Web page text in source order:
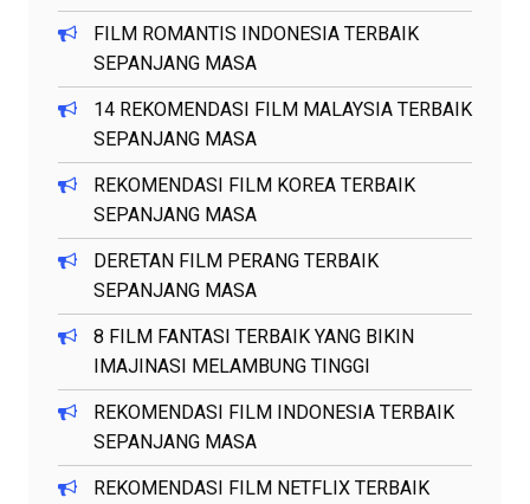
FILM ROMANTIS INDONESIA TERBAIK
SEPANJANG MASA
14 REKOMENDASI FILM MALAYSIA TERBAIK
SEPANJANG MASA
REKOMENDASI FILM KOREA TERBAIK
SEPANJANG MASA
DERETAN FILM PERANG TERBAIK
SEPANJANG MASA
8 FILM FANTASI TERBAIK YANG BIKIN
IMAJINASI MELAMBUNG TINGGI
REKOMENDASI FILM INDONESIA TERBAIK
SEPANJANG MASA
REKOMENDASI FILM NETFLIX TERBAIK